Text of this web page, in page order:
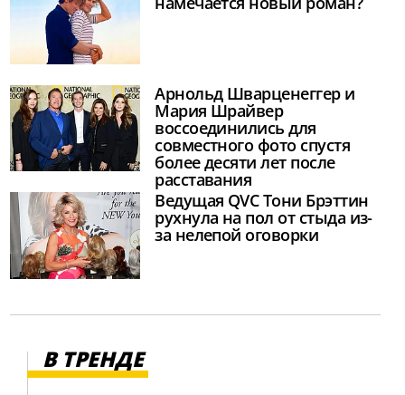
Арнольд Шварценеггер и
Мария Шрайвер
воссоединились для
совместного фото спустя
более десяти лет после
расставания
Ведущая QVC Тони Брэттин
рухнула на пол от стыда из-
за нелепой оговорки
В ТРЕНДЕ